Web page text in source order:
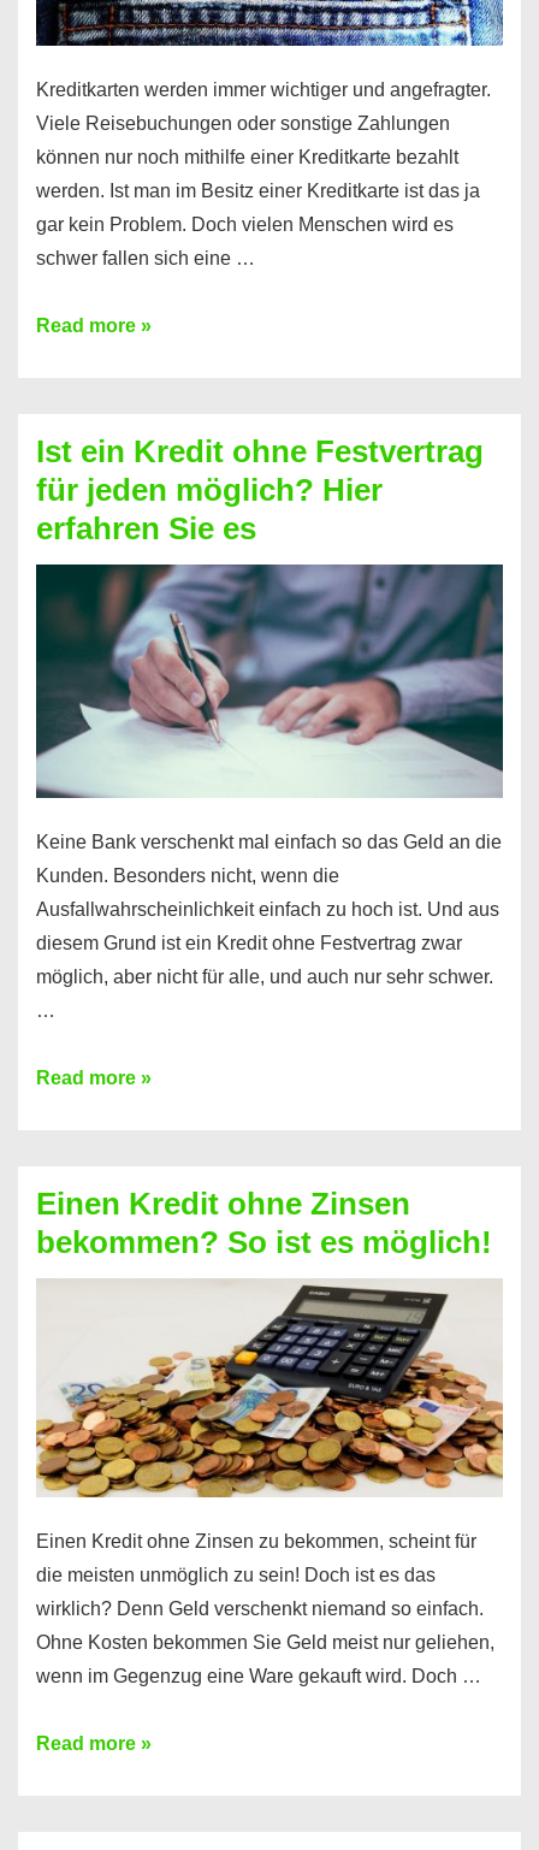
Kreditkarten werden immer wichtiger und angefragter.
Viele Reisebuchungen oder sonstige Zahlungen
können nur noch mithilfe einer Kreditkarte bezahlt
werden. Ist man im Besitz einer Kreditkarte ist das ja
gar kein Problem. Doch vielen Menschen wird es
schwer fallen sich eine …
Kreditkarte
Prepaid
ist
nicht
nur
für
Handy
möglich!
Read more »
Ist ein Kredit ohne Festvertrag
für jeden möglich? Hier
erfahren Sie es
Keine Bank verschenkt mal einfach so das Geld an die
Kunden. Besonders nicht, wenn die
Ausfallwahrscheinlichkeit einfach zu hoch ist. Und aus
diesem Grund ist ein Kredit ohne Festvertrag zwar
möglich, aber nicht für alle, und auch nur sehr schwer.
…
Ist
Festvertrag
für
jeden
erfahren
Sie
es
Read more »
Einen Kredit ohne Zinsen
bekommen? So ist es möglich!
Einen Kredit ohne Zinsen zu bekommen, scheint für
die meisten unmöglich zu sein! Doch ist es das
wirklich? Denn Geld verschenkt niemand so einfach.
Ohne Kosten bekommen Sie Geld meist nur geliehen,
wenn im Gegenzug eine Ware gekauft wird. Doch …
Einen
Read more »